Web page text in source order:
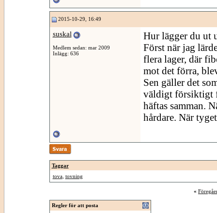
2015-10-29, 16:49
suskal
Medlem sedan: mar 2009
Inlägg: 636
Hur lägger du ut
Först när jag
flera lager, där
mot det förra,
Sen gäller det
väldigt försiktigt
häftas samman.
hårdare. När
Taggar
tova, tovning
«
Regler för att posta